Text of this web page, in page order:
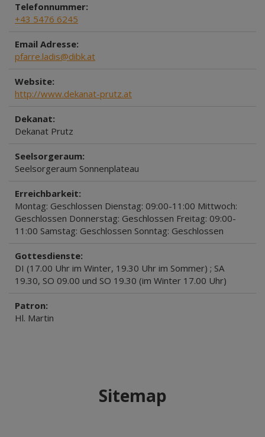
Telefonnummer:
+43 5476 6245
Email Adresse:
pfarre.ladis@dibk.at
Website:
http://www.dekanat-prutz.at
Dekanat:
Dekanat Prutz
Seelsorgeraum:
Seelsorgeraum Sonnenplateau
Erreichbarkeit:
Montag: Geschlossen Dienstag: 09:00-11:00 Mittwoch:
Geschlossen Donnerstag: Geschlossen Freitag: 09:00-
11:00 Samstag: Geschlossen Sonntag: Geschlossen
Gottesdienste:
DI (17.00 Uhr im Winter, 19.30 Uhr im Sommer) ; SA
19.30, SO 09.00 und SO 19.30 (im Winter 17.00 Uhr)
Patron:
Hl. Martin
Sitemap